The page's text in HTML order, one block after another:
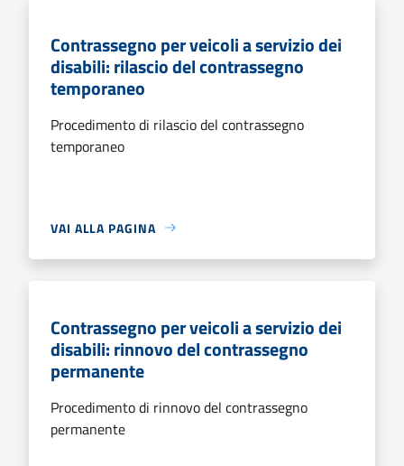
Contrassegno per veicoli a servizio dei
disabili: rilascio del contrassegno
temporaneo
Procedimento di rilascio del contrassegno
temporaneo
VAI ALLA PAGINA
Contrassegno per veicoli a servizio dei
disabili: rinnovo del contrassegno
permanente
Procedimento di rinnovo del contrassegno
permanente